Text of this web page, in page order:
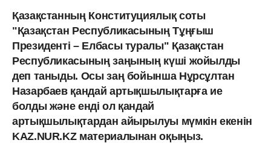
Қазақстанның Конституциялық соты
"Қазақстан Республикасының Тұңғыш
Президенті – Елбасы туралы" Қазақстан
Республикасының заңының күші жойылды
деп таныды. Осы заң бойынша Нұрсұлтан
Назарбаев қандай артықшылықтарға ие
болды және енді ол қандай
артықшылықтардан айырылуы мүмкін екенін
KAZ.NUR.KZ материалынан оқыңыз.